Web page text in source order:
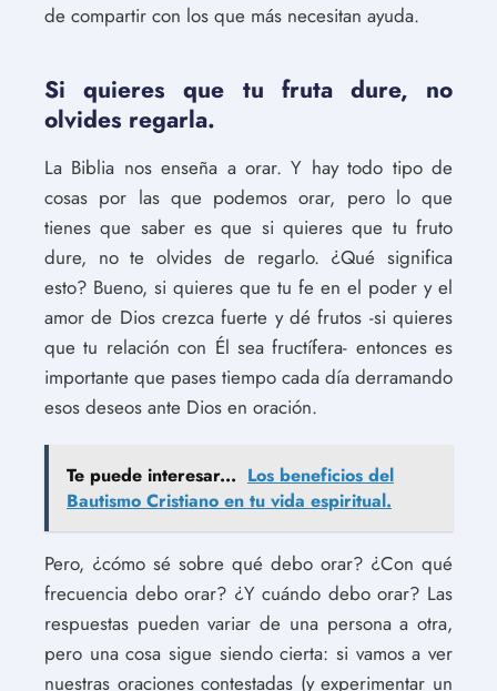
de compartir con los que más necesitan ayuda.
Si quieres que tu fruta dure, no
olvides regarla.
La Biblia nos enseña a orar. Y hay todo tipo de
cosas por las que podemos orar, pero lo que
tienes que saber es que si quieres que tu fruto
dure, no te olvides de regarlo. ¿Qué significa
esto? Bueno, si quieres que tu fe en el poder y el
amor de Dios crezca fuerte y dé frutos -si quieres
que tu relación con Él sea fructífera- entonces es
importante que pases tiempo cada día derramando
esos deseos ante Dios en oración.
Te puede interesar... Los beneficios del
Bautismo Cristiano en tu vida espiritual.
Pero, ¿cómo sé sobre qué debo orar? ¿Con qué
frecuencia debo orar? ¿Y cuándo debo orar? Las
respuestas pueden variar de una persona a otra,
pero una cosa sigue siendo cierta: si vamos a ver
nuestras oraciones contestadas (y experimentar un